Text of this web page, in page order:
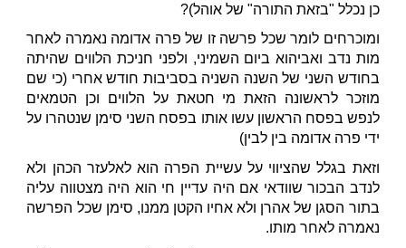
כן נכלל "בזאת התורה" של אוהל)?
ומוכרחים לומר שכל פרשה זו של פרה אדומה נאמרה לאחר
מות נדב ואביהוא ביום השמיני, ולפני חניכת הלווים שהיתה
בחודש השני של השנה השניה בסביבות חודש אחרי (כי שם
מוזכר לראשונה הזאת מי חטאת על הלווים וכן הטמאים
לנפש בפסח הראשון עשו אותו בפסח השני סימן שנטהרו על
ידי פרה אדומה בין לבין)
וזאת בגלל שהציווי על עשיית הפרה הוא לאלעזר הכהן ולא
לנדב הבכור שוודאי אם היה עדיין חי הוא היה מצטווה עליה
בתור הסגן של אהרן ולא אחיו הקטן ממנו, סימן שכל הפרשה
נאמרה לאחר מותו.